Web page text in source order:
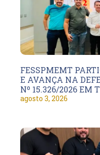
FESSPMEMT
E AVANÇA NA
Nº 15.326/2026 EM
agosto 3, 2026